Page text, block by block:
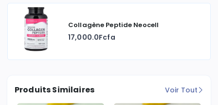
Collagène Peptide Neocell
17,000.0Fcfa
Produits Similaires Voir Tout